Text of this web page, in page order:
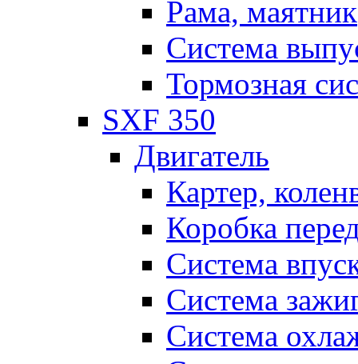
Рама, маятник
Система
Тормозная
SXF 350
Двигатель
Картер,
Коробка
Система
Система
Система